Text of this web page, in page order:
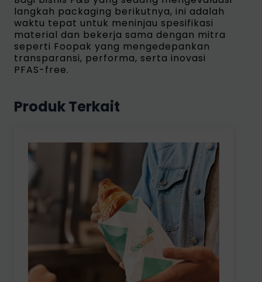
langkah packaging berikutnya, ini adalah
waktu tepat untuk meninjau spesifikasi
material dan bekerja sama dengan mitra
seperti Foopak yang mengedepankan
transparansi, performa, serta inovasi
PFAS-free.
Produk Terkait